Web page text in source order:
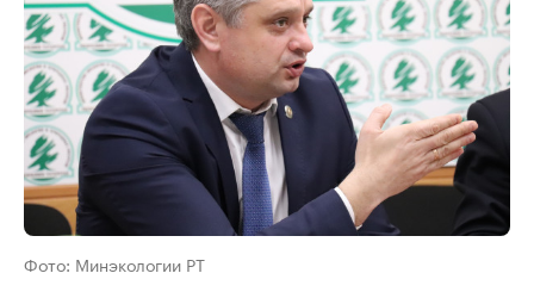
Фото: Минэкологии РТ